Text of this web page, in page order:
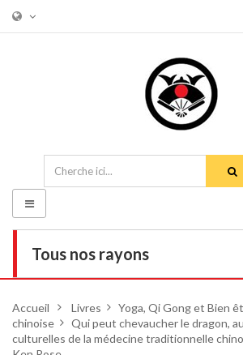
Tous nos rayons
DVD
Basculer
la
navigation
Accueil > Livres > Yoga, Qi Gong et Bien
chinoise > Qui peut chevaucher le dragon,
culturelles de la médecine traditionnelle